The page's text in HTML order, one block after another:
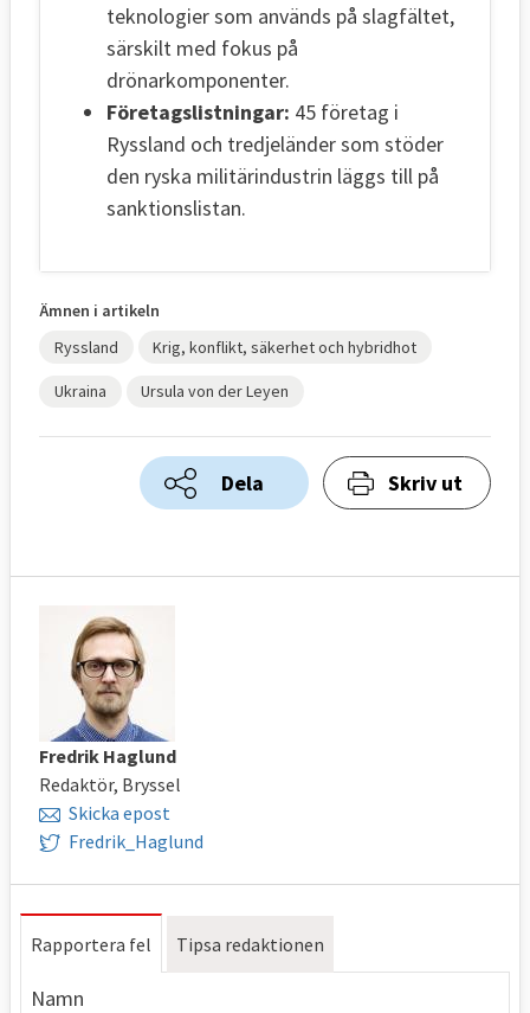
teknologier som används på slagfältet,
särskilt med fokus på
drönarkomponenter.
Företagslistningar: 45 företag i
Ryssland och tredjeländer som stöder
den ryska militärindustrin läggs till på
sanktionslistan.
Ämnen i artikeln
Ryssland
Krig, konflikt, säkerhet och hybridhot
Ukraina Ursula von der Leyen
Dela Skriv ut
Fredrik Haglund
Redaktör, Bryssel
Skicka epost
Fredrik_Haglund
Rapportera fel Tipsa redaktionen
Namn